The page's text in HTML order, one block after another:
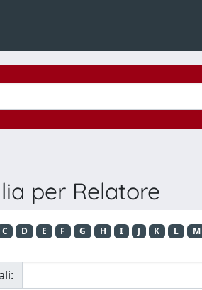
per Relatore
C D E F G H I J K L M